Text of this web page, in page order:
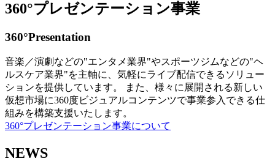
360°プレゼンテーション事業
360°Presentation
音楽／演劇などの"エンタメ業界"やスポーツジムなどの"ヘ
ルスケア業界"を主軸に、気軽にライブ配信できるソリュー
ションを提供しています。 また、様々に展開される新しい
仮想市場に360度ビジュアルコンテンツで事業参入できる仕
組みを構築支援いたします。
360°プレゼンテーション事業について
NEWS